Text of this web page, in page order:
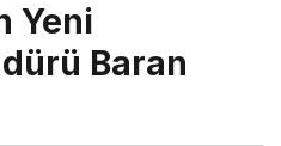
Yeni
Baran